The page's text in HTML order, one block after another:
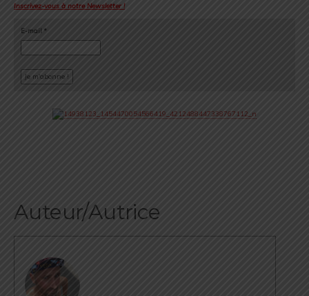
Inscrivez-vous à notre Newsletter !
E-mail *
Auteur/Autrice